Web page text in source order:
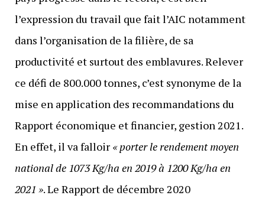
l’expression du travail que fait l’AIC notamment
dans l’organisation de la filière, de sa
productivité et surtout des emblavures. Relever
ce défi de 800.000 tonnes, c’est synonyme de la
mise en application des recommandations du
Rapport économique et financier, gestion 2021.
En effet, il va falloir « porter le rendement moyen
national de 1073 Kg/ha en 2019 à 1200 Kg/ha en
2021 ». Le Rapport de décembre 2020